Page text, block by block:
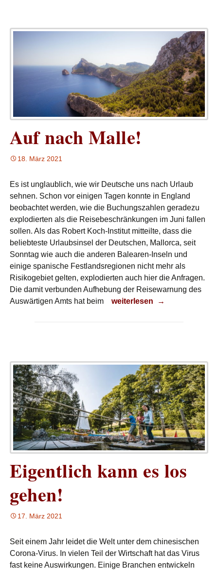
Auf nach Malle!
18. März 2021
Es ist unglaublich, wie wir Deutsche uns nach Urlaub
sehnen. Schon vor einigen Tagen konnte in England
beobachtet werden, wie die Buchungszahlen geradezu
explodierten als die Reisebeschränkungen im Juni fallen
sollen. Als das Robert Koch-Institut mitteilte, dass die
beliebteste Urlaubsinsel der Deutschen, Mallorca, seit
Sonntag wie auch die anderen Balearen-Inseln und
einige spanische Festlandsregionen nicht mehr als
Risikogebiet gelten, explodierten auch hier die Anfragen.
Die damit verbunden Aufhebung der Reisewarnung des
Auswärtigen Amts hat beim
Auf nach Malle!
weiterlesen →
Eigentlich kann es los
gehen!
17. März 2021
Seit einem Jahr leidet die Welt unter dem chinesischen
Corona-Virus. In vielen Teil der Wirtschaft hat das Virus
fast keine Auswirkungen. Einige Branchen entwickeln